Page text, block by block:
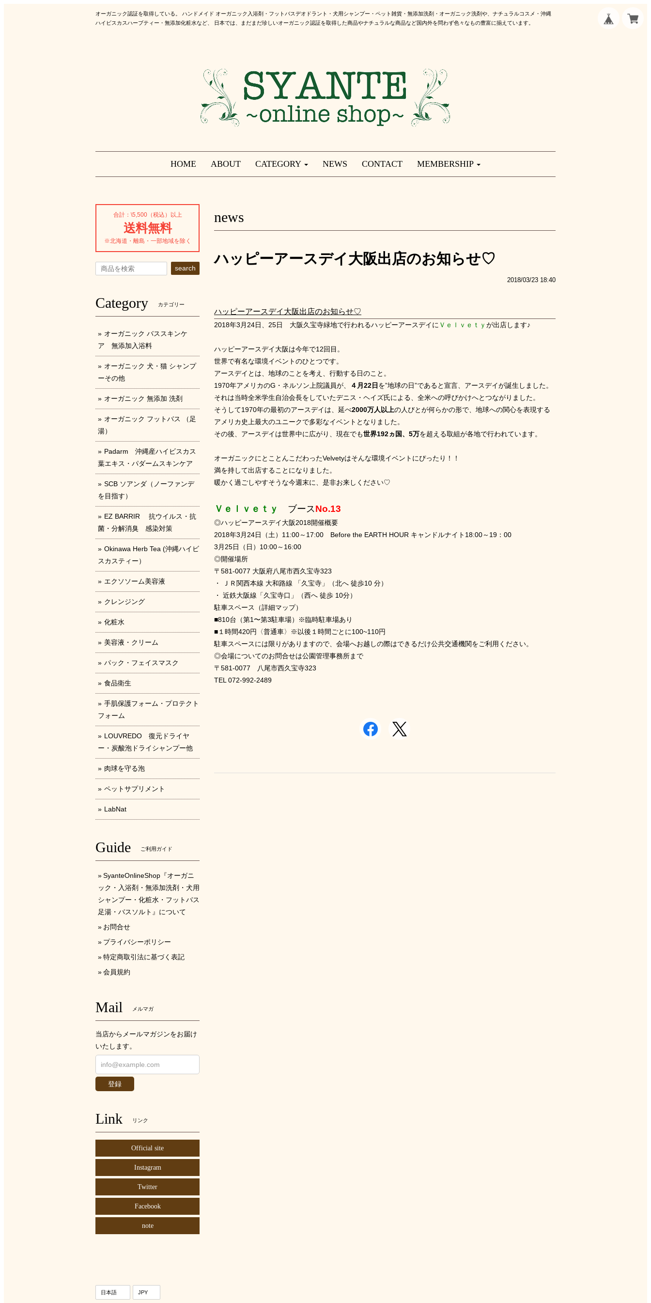
オーガニック認証を取得している。 ハンドメイド オーガニック入浴剤・フットバスデオドラント・犬用シャンプー・ペット雑貨・無添加洗剤・オーガニック洗剤や、ナチュラルコスメ・沖縄
ハイビスカスハーブティー・無添加化粧水など、 日本では、まだまだ珍しいオーガニック認証を取得した商品やナチュラルな商品など国内外を問わず色々なもの豊富に揃えています。
HOME ABOUT CATEGORY NEWS CONTACT MEMBERSHIP
news
ハッピーアースデイ大阪出店のお知らせ♡
2018/03/23 18:40
ハッピーアースデイ大阪出店のお知らせ♡
2018年3月24日、25日 大阪久宝寺緑地で行われるハッピーアースデイに Ｖｅｌｖｅｔｙ が出店します♪
ハッピーアースデイ大阪は今年で12回目。
世界で有名な環境イベントのひとつです。
アースデイとは、地球のことを考え、行動する日のこと。
1970年アメリカのG・ネルソン上院議員が、
４月 22日 を”地球の日”であると宣言、アースデイが誕生しました。
それは当時全米学生自治会長をしていたデニス・ヘイズ氏による、全米への呼びかけへとつながりました。
そうして1970年の最初のアースデイは、延べ2000万人以上の人びとが何らかの形で、地球への関心を表現する
アメリカ史上最大のユニークで多彩なイベントとなりました。
その後、アースデイは世界中に広がり、現在でも世界192ヵ国、5万を超える取組が各地で行われています。
オーガニックにとことんこだわったVelvetyはそんな環境イベントにぴったり！！
満を持して出店することになりました。
暖かく過ごしやすそうな今週末に、是非お来しください♡
Ｖｅｌｖｅｔｙ ブースNo.13
◎ハッピーアースデイ大阪2018開催概要
2018年3月24日（土）11:00～17:00 Before the EARTH HOUR キャンドルナイト18:00～19：00
3月25日（日）10:00～16:00
◎開催場所
〒581-0077 大阪府八尾市西久宝寺323
・ ＪＲ関西本線 大和路線 「久宝寺」（北へ 徒歩10 分）
・ 近鉄大阪線「久宝寺口」（西へ 徒歩 10分）
駐車スペース（詳細マップ）
■810台（第1〜第3駐車場）※臨時駐車場あり
■１時間420円〈普通車〉※以後１時間ごとに100~110円
駐車スペースには限りがありますので、会場へお越しの際はできるだけ公共交通機関をご利用ください。
◎会場についてのお問合せは公園管理事務所まで
〒581-0077 八尾市西久宝寺323
TEL 072-992-2489
合計：\5,500（税込）以上
送料無料
※北海道・離島・一部地域を除く
search
Category カテゴリー
オーガニック バススキンケ
ア 無添加入浴料
オーガニック 犬・猫 シャンプ
ーその他
オーガニック 無添加 洗剤
オーガニック フットバス （足
湯）
Padarm 沖縄産ハイビスカス
葉エキス・パダームスキンケア
SCB ソアンダ（ノーファンデ
を目指す）
EZ BARRIR 抗ウイルス・抗
菌・分解消臭 感染対策
Okinawa Herb Tea (沖縄ハイビ
スカスティー）
エクソソーム美容液
クレンジング
化粧水
美容液・クリーム
パック・フェイスマスク
食品衛生
手肌保護フォーム・プロテクト
フォーム
LOUVREDO 復元ドライヤ
ー・炭酸泡ドライシャンプー他
肉球を守る泡
ペットサプリメント
LabNat
Guide ご利用ガイド
SyanteOnlineShop『オーガニ
ック・入浴剤・無添加洗剤・犬用
シャンプー・化粧水・フットバス
足湯・バスソルト』について
お問合せ
プライバシーポリシー
特定商取引法に基づく表記
会員規約
Mail メルマガ
当店からメールマガジンをお届け
いたします。
登録
Link リンク
Official site
Instagram
Twitter
Facebook
note